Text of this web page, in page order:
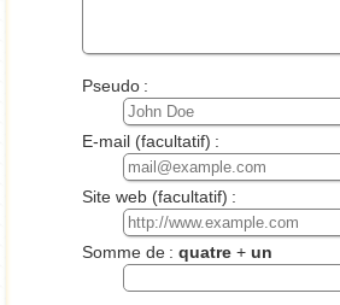
Pseudo :
E-mail (facultatif) :
Site web (facultatif) :
Somme de :quatre +un